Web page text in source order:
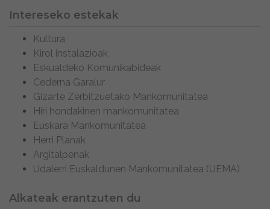
Intereseko estekak
Kultura
Kirol instalazioak
Eskualdeko Komunikabideak
Cederna Garalur
Gizarte Zerbitzuetako Mankomunitatea
Hiri hondakinen mankomunitatea
Euskara Mankomunitatea
Herri Planak
Argitalpenak
Udalerri Euskaldunen Mankomunitatea (UEMA)
Alkateak erantzuten du